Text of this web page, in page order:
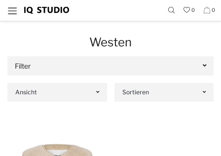
0 0
Westen
Filter
Ansicht Sortieren